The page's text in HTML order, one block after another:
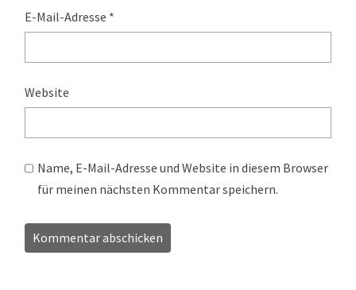
E-Mail-Adresse *
Website
Name, E-Mail-Adresse und Website in diesem Browser
für meinen nächsten Kommentar speichern.